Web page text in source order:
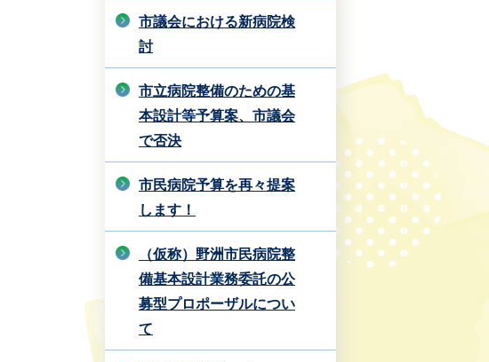
市議会における新病院検
討
市立病院整備のための基
本設計等予算案、市議会
で否決
市民病院予算を再々提案
します！
（仮称）野洲市民病院整
備基本設計業務委託の公
募型プロポーザルについ
て